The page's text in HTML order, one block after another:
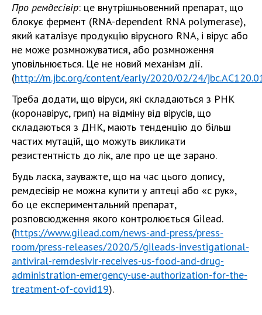
Про ремдесівір: це внутрішньовенний препарат, що
блокує фермент (RNA-dependent RNA polymerase),
який каталізує продукцію вірусного RNA, і вірус або
не може розмножуватися, або розмноження
уповільнюється. Це не новий механізм дії.
(http://m.jbc.org/content/early/2020/02/24/
Треба додати, що віруси, які складаються з РНК
(коронавірус, грип) на відміну від вірусів, що
складаються з ДНК, мають тенденцію до більш
частих мутацій, що можуть викликати
резистентність до лік, але про це ще зарано.
Будь ласка, зауважте, що на час цього допису,
ремдесівір не можна купити у аптеці або «с рук»,
бо це експериментальний препарат,
розповсюдження якого контролюється Gilead.
(https://www.gilead.com/news-and-press/press-
room/press-releases/2020/5/gileads-investigational-
antiviral-remdesivir-receives-us-food-and-drug-
administration-emergency-use-authorization-for-the-
treatment-of-covid19).